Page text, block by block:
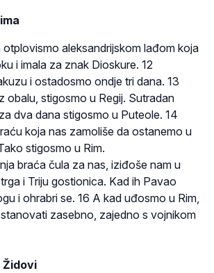
otplovismo aleksandrijskom lađom koja
i imala za znak Dioskure. 12
i ostadosmo ondje tri dana. 13
obalu, stigosmo u Regij. Sutradan
dva dana stigosmo u Puteole. 14
koja nas zamoliše da ostanemo u
stigosmo u Rim.
braća čula za nas, iziđoše nam u
i Triju gostionica. Kad ih Pavao
i ohrabri se. 16 A kad uđosmo u Rim,
zasebno, zajedno s vojnikom
Židovi